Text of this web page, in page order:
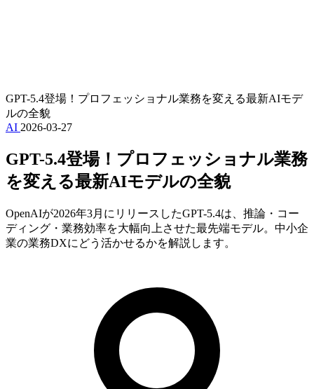
GPT-5.4登場！プロフェッショナル業務を変える最新AIモデ
ルの全貌
AI 2026-03-27
GPT-5.4登場！プロフェッショナル業務
を変える最新AIモデルの全貌
OpenAIが2026年3月にリリースしたGPT-5.4は、推論・コー
ディング・業務効率を大幅向上させた最先端モデル。中小企
業の業務DXにどう活かせるかを解説します。